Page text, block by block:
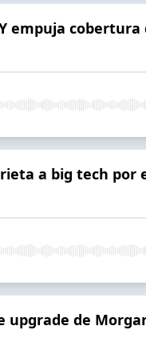
empuja
a big tech por
upgrade de